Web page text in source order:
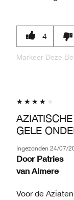
4
Markeer Deze
GELE
Ingezonden 24/07/
Door Patries
van Almere
Voor de